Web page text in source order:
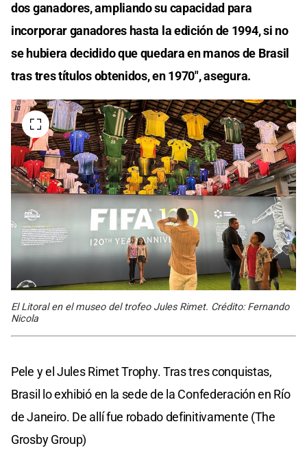
dos ganadores, ampliando su capacidad para
incorporar ganadores hasta la edición de 1994, si no
se hubiera decidido que quedara en manos de Brasil
tras tres títulos obtenidos, en 1970″, asegura.
El Litoral en el museo del trofeo Jules Rimet. Crédito: Fernando
Nicola
Pele y el Jules Rimet Trophy. Tras tres conquistas,
Brasil lo exhibió en la sede de la Confederación en Río
de Janeiro. De allí fue robado definitivamente (The
Grosby Group)